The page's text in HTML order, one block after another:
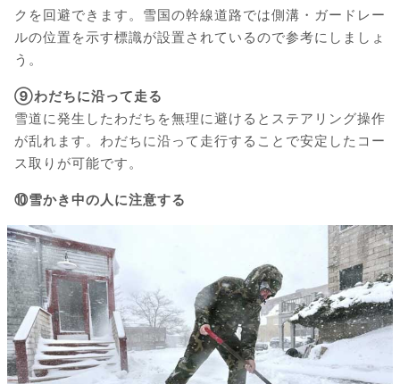
クを回避できます。雪国の幹線道路では側溝・ガードレー
ルの位置を示す標識が設置されているので参考にしましょ
う。
⑨わだちに沿って走る
雪道に発生したわだちを無理に避けるとステアリング操作
が乱れます。わだちに沿って走行することで安定したコー
ス取りが可能です。
⑩雪かき中の人に注意する